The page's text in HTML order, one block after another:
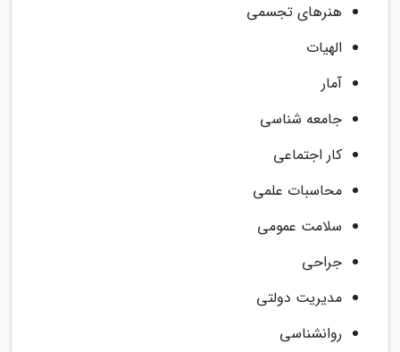
هنرهای تجسمی
الهیات
آمار
جامعه شناسی
کار اجتماعی
محاسبات علمی
سلامت عمومی
جراحی
مدیریت دولتی
روانشناسی